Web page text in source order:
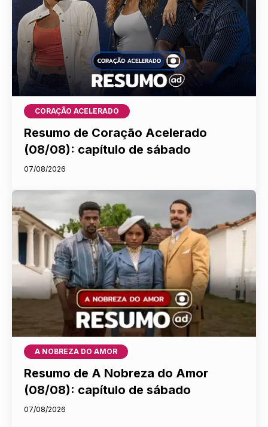
CORAÇÃO ACELERADO
Resumo de Coração Acelerado
(08/08): capítulo de sábado
07/08/2026
A NOBREZA DO AMOR
Resumo de A Nobreza do Amor
(08/08): capítulo de sábado
07/08/2026